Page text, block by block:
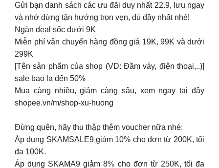
Gửi bạn danh sách các ưu đãi duy nhất 22.9, lưu ngay
và nhớ đừng tận hưởng trọn vẹn, đủ đầy nhất nhé!
Ngàn deal sốc dưới 9K
Miễn phí vận chuyển hàng đồng giá 19K, 99K và dưới
299K
[Tên sản phẩm của shop (VD: Đầm váy, điện thoại,..)]
sale bao la đến 50%
Mua càng nhiều, giảm càng sâu, xem ngay tại đây
shopee.vn/m/shop-xu-huong
Đừng quên, hãy thu thập thêm voucher nữa nhé:
Áp dụng SKAMSALE9 giảm 10% cho đơn từ 200K, tối
đa 100K.
Áp dụng SKAMA9 giảm 8% cho đơn từ 250K, tối đa